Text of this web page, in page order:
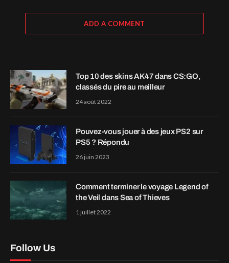
ADD A COMMENT
Top 10 des skins AK47 dans CS:GO,
classés du pire au meilleur
24 août 2022
Pouvez-vous jouer à des jeux PS2 sur
PS5 ? Répondu
26 juin 2023
Comment terminer le voyage Legend of
the Veil dans Sea of Thieves
1 juillet 2022
Follow Us